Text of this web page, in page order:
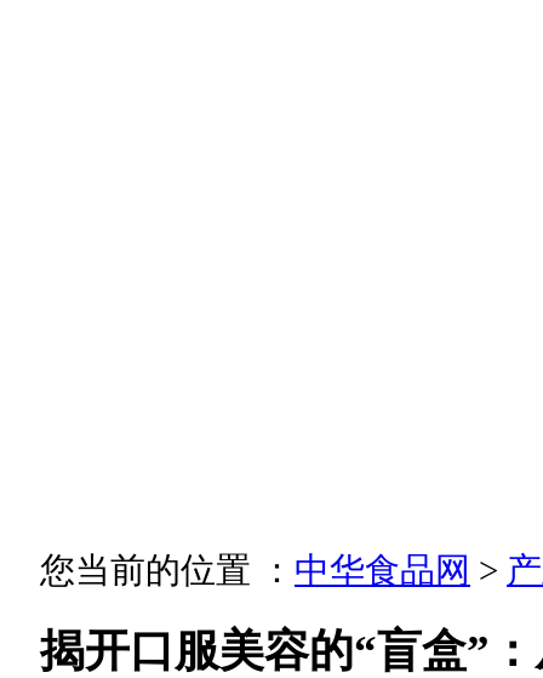
您当前的位置 ： 中华食品网 >
揭开口服美容的“盲盒”